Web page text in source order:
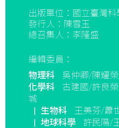
出版單位：國立臺灣科
發行人：陳雪玉
總召集人：李隆盛
編輯委員：
物理科
吳仲卿/陳耀
化學科
古建國/許良
城
| 生物科
王美芬/蕭
| 地球科學
許民陽/